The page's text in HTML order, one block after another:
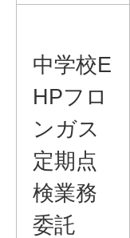
中学校E
HPフロ
ンガス
定期点
検業務
委託